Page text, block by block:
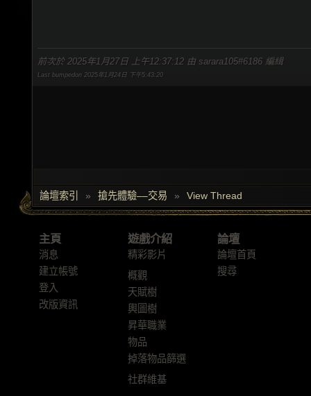
前次於 2025年1月27日 上午12:37:12 由 sarara105#6186 編緝
Last bumpedon 2025年1月24日 下午5:43:20
論壇索引 » 搶先體驗––交易 » View Thread
主頁
消息
建立帳號
登入
改版資訊
遊戲介紹
精彩影片
概觀
天賦樹
輿圖樹
昇華職業
物品
掉落物品篩選
社群維基
論壇
論壇首頁
搜尋